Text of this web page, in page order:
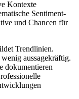
Kontexte
Sentiment-
und Chancen für
Trendlinien.
aussagekräftig.
dokumentieren